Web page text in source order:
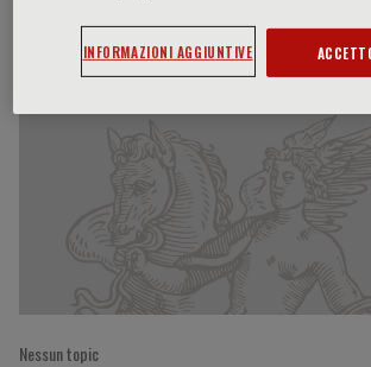
Partecipazioni del relatore
Nessun topic
INFORMAZIONI AGGIUNTIVE